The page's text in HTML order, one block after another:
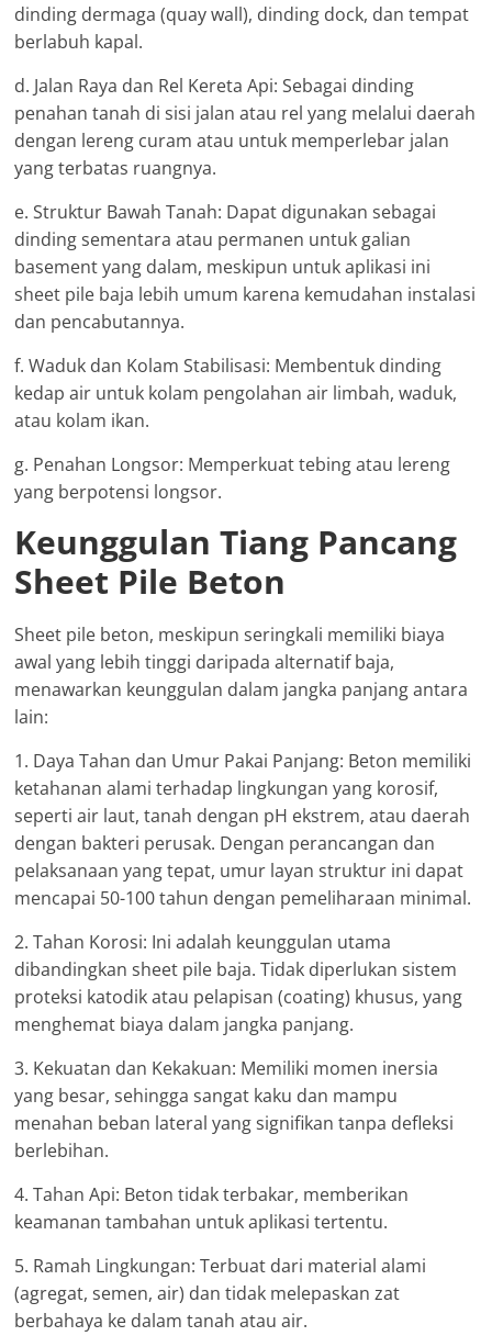
dinding dermaga (quay wall), dinding dock, dan tempat
berlabuh kapal.
d. Jalan Raya dan Rel Kereta Api: Sebagai dinding
penahan tanah di sisi jalan atau rel yang melalui daerah
dengan lereng curam atau untuk memperlebar jalan
yang terbatas ruangnya.
e. Struktur Bawah Tanah: Dapat digunakan sebagai
dinding sementara atau permanen untuk galian
basement yang dalam, meskipun untuk aplikasi ini
sheet pile baja lebih umum karena kemudahan instalasi
dan pencabutannya.
f. Waduk dan Kolam Stabilisasi: Membentuk dinding
kedap air untuk kolam pengolahan air limbah, waduk,
atau kolam ikan.
g. Penahan Longsor: Memperkuat tebing atau lereng
yang berpotensi longsor.
Keunggulan Tiang Pancang
Sheet Pile Beton
Sheet pile beton, meskipun seringkali memiliki biaya
awal yang lebih tinggi daripada alternatif baja,
menawarkan keunggulan dalam jangka panjang antara
lain:
1. Daya Tahan dan Umur Pakai Panjang: Beton memiliki
ketahanan alami terhadap lingkungan yang korosif,
seperti air laut, tanah dengan pH ekstrem, atau daerah
dengan bakteri perusak. Dengan perancangan dan
pelaksanaan yang tepat, umur layan struktur ini dapat
mencapai 50-100 tahun dengan pemeliharaan minimal.
2. Tahan Korosi: Ini adalah keunggulan utama
dibandingkan sheet pile baja. Tidak diperlukan sistem
proteksi katodik atau pelapisan (coating) khusus, yang
menghemat biaya dalam jangka panjang.
3. Kekuatan dan Kekakuan: Memiliki momen inersia
yang besar, sehingga sangat kaku dan mampu
menahan beban lateral yang signifikan tanpa defleksi
berlebihan.
4. Tahan Api: Beton tidak terbakar, memberikan
keamanan tambahan untuk aplikasi tertentu.
5. Ramah Lingkungan: Terbuat dari material alami
(agregat, semen, air) dan tidak melepaskan zat
berbahaya ke dalam tanah atau air.